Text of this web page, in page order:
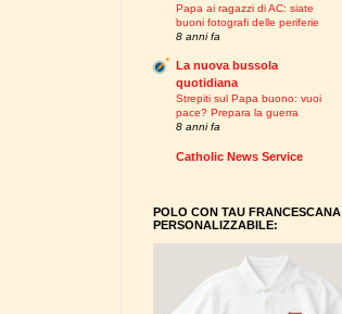
Papa ai ragazzi di AC: siate
buoni fotografi delle periferie
8 anni fa
La nuova bussola
quotidiana
Strepiti sul Papa buono: vuoi
pace? Prepara la guerra
8 anni fa
Catholic News Service
POLO CON TAU FRANCESCANA
PERSONALIZZABILE: